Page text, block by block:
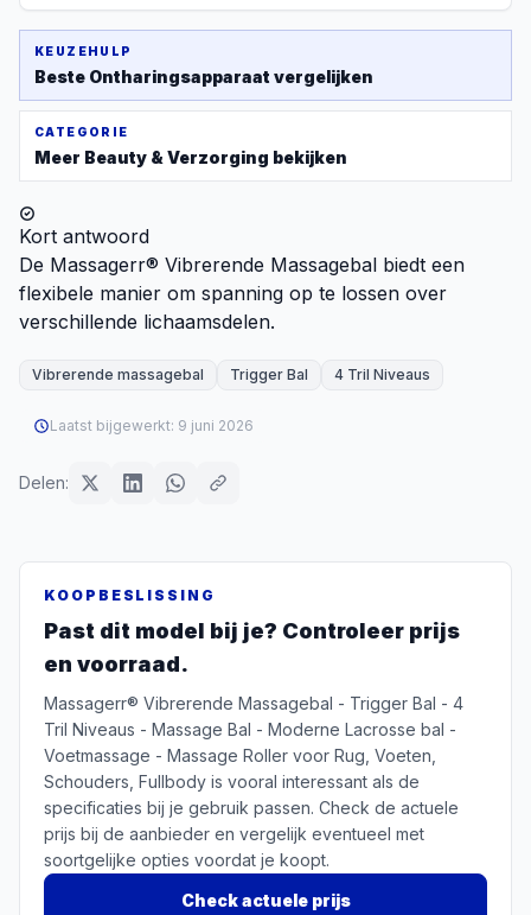
KEUZEHULP
Beste Ontharingsapparaat vergelijken
CATEGORIE
Meer Beauty & Verzorging bekijken
Kort antwoord
De Massagerr® Vibrerende Massagebal biedt een
flexibele manier om spanning op te lossen over
verschillende lichaamsdelen.
Vibrerende massagebal Trigger Bal 4 Tril Niveaus
Laatst bijgewerkt: 9 juni 2026
Delen:
KOOPBESLISSING
Past dit model bij je? Controleer prijs
en voorraad.
Massagerr® Vibrerende Massagebal - Trigger Bal - 4
Tril Niveaus - Massage Bal - Moderne Lacrosse bal -
Voetmassage - Massage Roller voor Rug, Voeten,
Schouders, Fullbody is vooral interessant als de
specificaties bij je gebruik passen. Check de actuele
prijs bij de aanbieder en vergelijk eventueel met
soortgelijke opties voordat je koopt.
Check actuele prijs